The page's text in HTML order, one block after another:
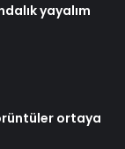
yayalım
ortaya